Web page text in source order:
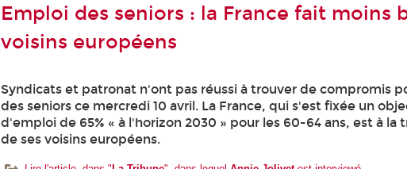
Emploi des seniors : la France fait moins
voisins européens
Syndicats et patronat n'ont pas réussi à trouver de compromis
des seniors ce mercredi 10 avril. La France, qui s'est fixée un
d'emploi de 65% « à l'horizon 2030 » pour les 60-64 ans, est à la
de ses voisins européens.